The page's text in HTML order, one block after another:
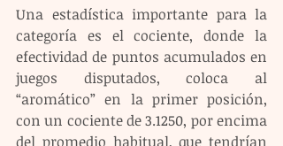
Una estadística importante para la
categoría es el cociente, donde la
efectividad de puntos acumulados en
juegos disputados, coloca al
“aromático” en la primer posición,
con un cociente de 3.1250, por encima
del promedio habitual, que tendrían